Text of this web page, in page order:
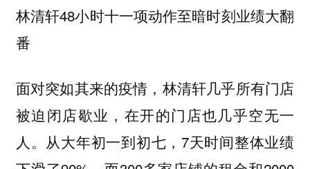
林清轩48小时十一项动作至暗时刻业绩大翻
番
面对突如其来的疫情，林清轩几乎所有门店
被迫闭店歇业，在开的门店也几乎空无一
人。从大年初一到初七，7天时间整体业绩